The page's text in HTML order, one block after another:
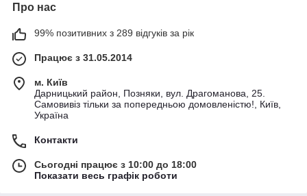
Про нас
99% позитивних з 289 відгуків за рік
Працює з 31.05.2014
м. Київ
Дарницький район, Позняки, вул. Драгоманова, 25.
Самовивіз тільки за попередньою домовленістю!, Київ,
Україна
Контакти
Сьогодні працює з 10:00 до 18:00
Показати весь графік роботи